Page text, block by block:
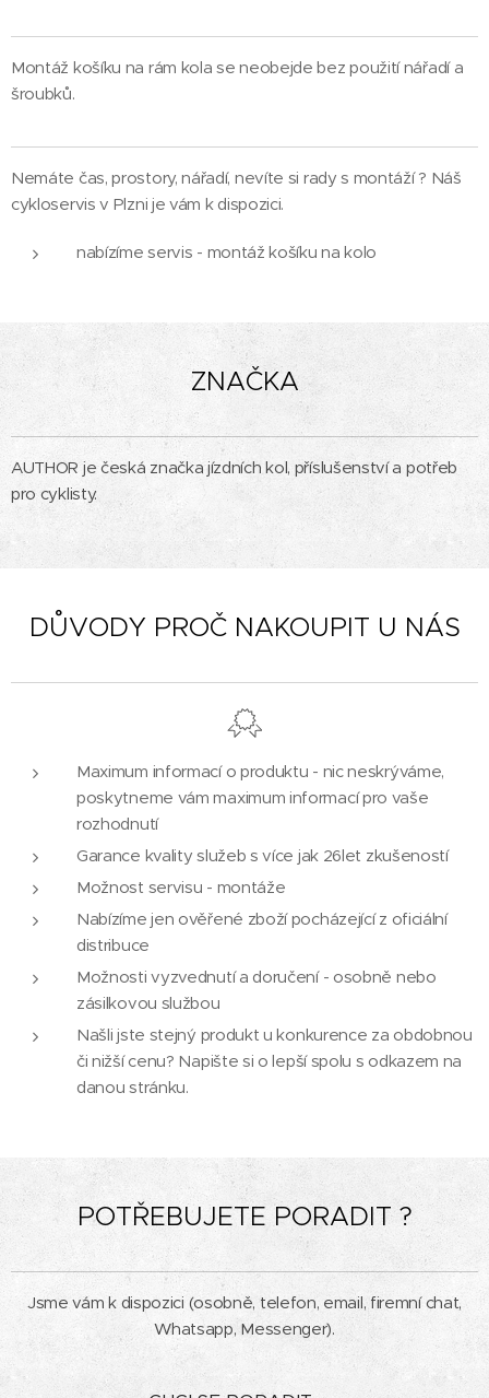
Montáž košíku na rám kola se neobejde bez použití nářadí a
šroubků.
Nemáte čas, prostory, nářadí, nevíte si rady s montáží ? Náš
cykloservis v Plzni je vám k dispozici.
nabízíme servis - montáž košíku na kolo
ZNAČKA
AUTHOR je česká značka jízdních kol, příslušenství a potřeb
pro cyklisty.
DŮVODY PROČ NAKOUPIT U NÁS
Maximum informací o produktu - nic neskrýváme,
poskytneme vám maximum informací pro vaše
rozhodnutí
Garance kvality služeb s více jak 26let zkušeností
Možnost servisu - montáže
Nabízíme jen ověřené zboží pocházející z oficiální
distribuce
Možnosti vyzvednutí a doručení - osobně nebo
zásilkovou službou
Našli jste stejný produkt u konkurence za obdobnou
či nižší cenu? Napište si o lepší spolu s odkazem na
danou stránku.
POTŘEBUJETE PORADIT ?
Jsme vám k dispozici (osobně, telefon, email, firemní chat,
Whatsapp, Messenger).